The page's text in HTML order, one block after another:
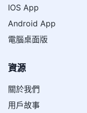
IOS App
Android App
電腦桌面版
資源
關於我們
用戶故事